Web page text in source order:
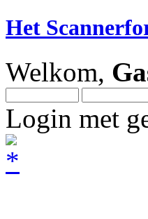
Het
Welkom,
Login met